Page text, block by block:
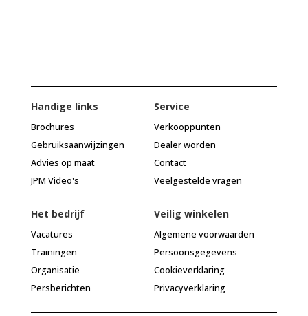
Handige links
Brochures
Gebruiksaanwijzingen
Advies op maat
JPM Video's
Service
Verkooppunten
Dealer worden
Contact
Veelgestelde vragen
Het bedrijf
Vacatures
Trainingen
Organisatie
Persberichten
Veilig winkelen
Algemene voorwaarden
Persoonsgegevens
Cookieverklaring
Privacyverklaring